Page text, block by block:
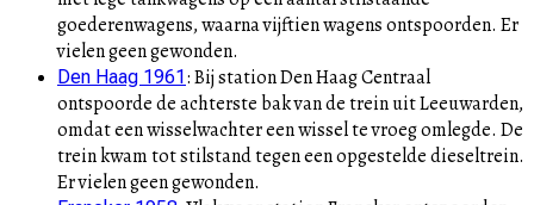
goederenwagens, waarna vijftien wagens ontspoorden. Er
vielen geen gewonden.
Den Haag 1961:Bij station Den Haag Centraal
ontspoorde de achterste bak van de trein uit Leeuwarden,
omdat een wisselwachter een wissel te vroeg omlegde. De
trein kwam tot stilstand tegen een opgestelde dieseltrein.
Er vielen geen gewonden.